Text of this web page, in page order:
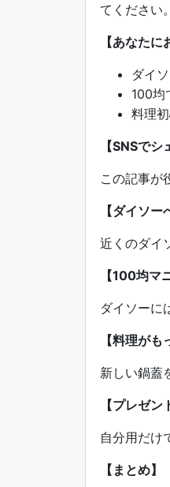
てください。
【あなたに
ダイ
100均
料理
【SNSでシ
この記事が
【ダイソー
近くのダイ
【100均マ
ダイソーに
【料理がも
新しい鍋蓋
【プレゼン
自分用だけ
【まとめ】